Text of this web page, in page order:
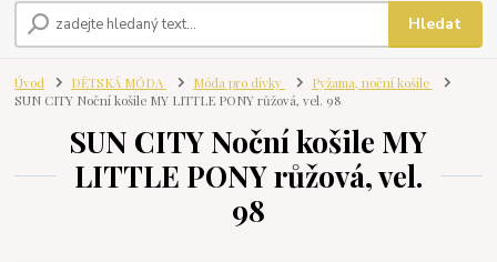
Hledat
Úvod DĚTSKÁ MÓDA Móda pro dívky
Pyžama, noční košile
SUN CITY Noční košile MY LITTLE PONY růžová, vel. 98
SUN CITY Noční košile MY
LITTLE PONY růžová, vel.
98